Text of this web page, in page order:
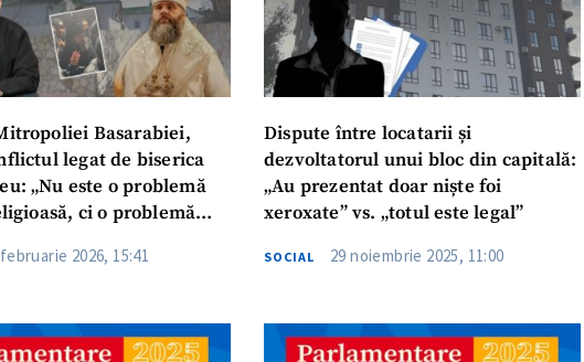
Basarabiei,
legat de biserica
„Nu este o problemă
ci o problemă
2026, 15:41
Dispute între locatarii și
dezvoltatorul unui bloc din capitală:
„Au prezentat doar niște foi
xeroxate” vs. „totul este legal”
SOCIAL 29 noiembrie 2025, 11:00
+ Încarcă imagine
+ Link media
+ Mesajul știrei
Email + Emailul meu
Am citit și sunt de acord cupolitica de
confidențialitate